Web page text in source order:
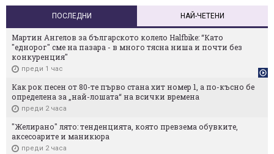
ПОСЛЕДНИ НАЙ-ЧЕТЕНИ
Мартин Ангелов за българското колело Halfbike: “Като
"еднорог" сме на пазара - в много тясна ниша и почти без
конкуренция"
преди 1 час
Как рок песен от 80-те първо стана хит номер 1, а по-късно бе
определена за „най-лошата“ на всички времена
преди 2 часа
"Желирано" лято: тенденцията, която превзема обувките,
аксесоарите и маникюра
преди 2 часа